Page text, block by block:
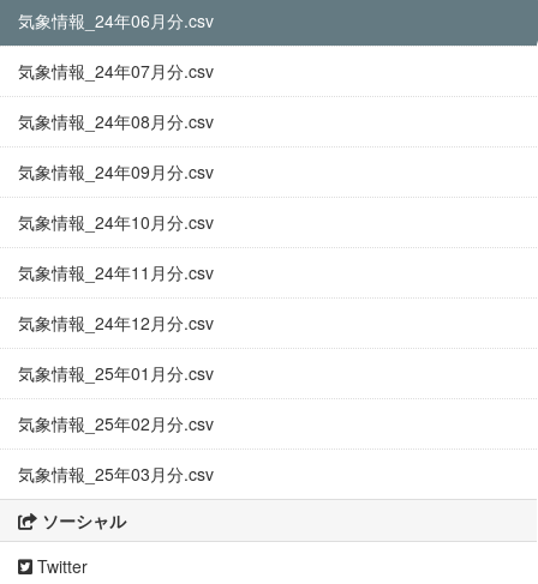
気象情報_24年06月分.csv
気象情報_24年07月分.csv
気象情報_24年08月分.csv
気象情報_24年09月分.csv
気象情報_24年10月分.csv
気象情報_24年11月分.csv
気象情報_24年12月分.csv
気象情報_25年01月分.csv
気象情報_25年02月分.csv
気象情報_25年03月分.csv
ソーシャル
Twitter